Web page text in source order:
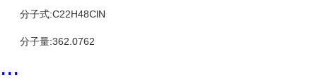
分子式:C22H48ClN
分子量:362.0762
...